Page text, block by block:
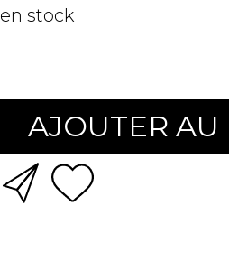
en stock
AJOUTER AU